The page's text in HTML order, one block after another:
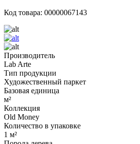
Код товара: 00000067143
Производитель
Lab Arte
Тип продукции
Художественный паркет
Базовая единица
м²
Коллекция
Old Money
Количество в упаковке
1 м²